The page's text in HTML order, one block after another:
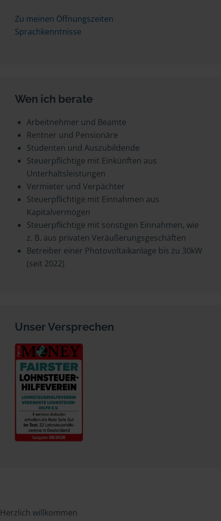
Zu meinen Öffnungszeiten
Sprachkenntnisse
Wen ich berate
Arbeitnehmer und Beamte
Rentner und Pensionäre
Studenten und Auszubildende
Steuerpflichtige mit Einkünften aus
Unterhaltsleistungen
Vermieter und Verpächter
Steuerpflichtige mit Einnahmen aus
Kapitalvermögen
Steuerpflichtige mit sonstigen Einnahmen, wie
z. B. aus privaten Veräußerungsgeschäften
Betreiber einer Photovoltaikanlage bis zu 30kW
(seit 2022)
Unser Versprechen
Herzlich willkommen